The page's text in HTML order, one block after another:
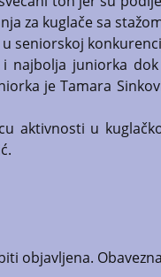
za kuglače sa
seniorskoj
najbolja juniorka
je Tamara
aktivnosti u
objavljena.